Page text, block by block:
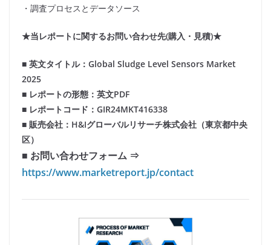
・調査プロセスとデータソース
★当レポートに関するお問い合わせ先(購入・見積)★
■ 英文タイトル：Global Sludge Level Sensors Market
2025
■ レポートの形態：英文PDF
■ レポートコード：GIR24MKT416338
■ 販売会社：H&Iグローバルリサーチ株式会社（東京都中央
区）
■ お問い合わせフォーム ⇒
https://www.marketreport.jp/contact